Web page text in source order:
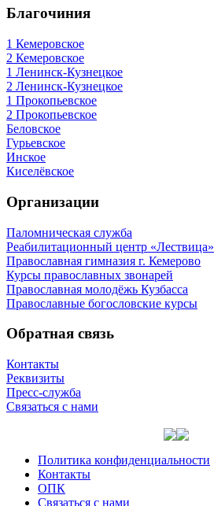
Благочиния
1 Кемеровское
2 Кемеровское
1 Ленинск-Кузнецкое
2 Ленинск-Кузнецкое
1 Прокопьевское
2 Прокопьевское
Беловское
Гурьевское
Инское
Киселёвское
Организации
Паломническая служба
Реабилитационный центр «Лествица»
Православная гимназия г. Кемерово
Курсы православных звонарей
Православная молодёжь Кузбасса
Православные богословские курсы
Обратная связь
Контакты
Реквизиты
Пресс-служба
Связаться с нами
Политика конфиденциальности
Контакты
ОПК
Связаться с нами